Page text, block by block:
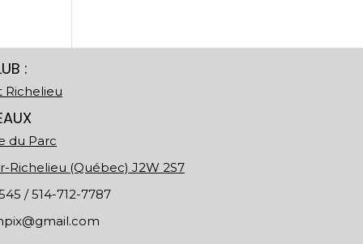
:
Richelieu
du Parc
Richelieu (Québec) J2W 2S7
/ 514-712-7787